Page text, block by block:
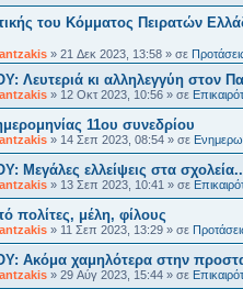
του Κόμματος Πειρατών
» 21 Δεκ 2023, 13:58 » σε
Λευτεριά κι αλληλεγγύη στον
» 12 Οκτ 2023, 10:56 » σε
11ου συνεδρίου
» 14 Σεπ 2023, 08:54 » σε
Μεγάλες ελλείψεις στα
» 13 Σεπ 2023, 10:41 » σε
πολίτες, μέλη, φίλους
» 11 Σεπ 2023, 13:29 » σε
Ακόμα χαμηλότερα στην
» 29 Αύγ 2023, 15:44 » σε